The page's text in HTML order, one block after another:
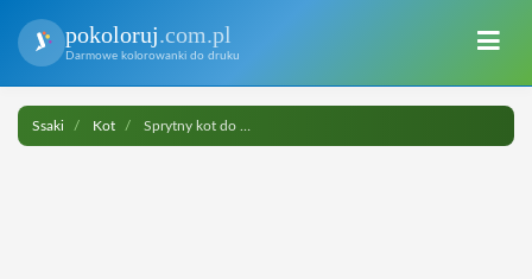
pokoloruj.com.pl
Darmowe kolorowanki do druku
Ssaki Kot Sprytny kot do druku